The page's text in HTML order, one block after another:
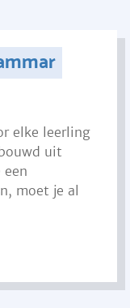
elke leerling
uit
een
moet je al